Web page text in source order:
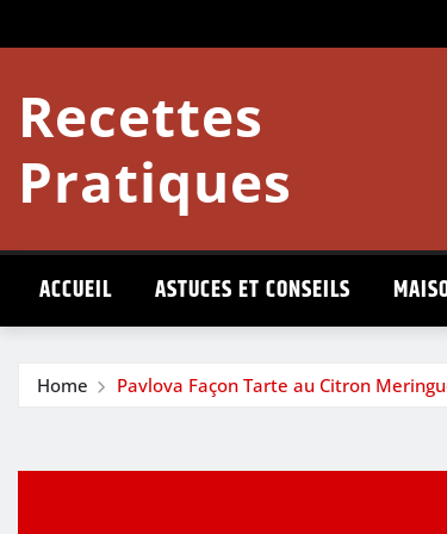
to
Recettes
Pratiques
ACCUEIL ASTUCES ET CONSEILS
Home Pavlova Façon Tarte au Citron